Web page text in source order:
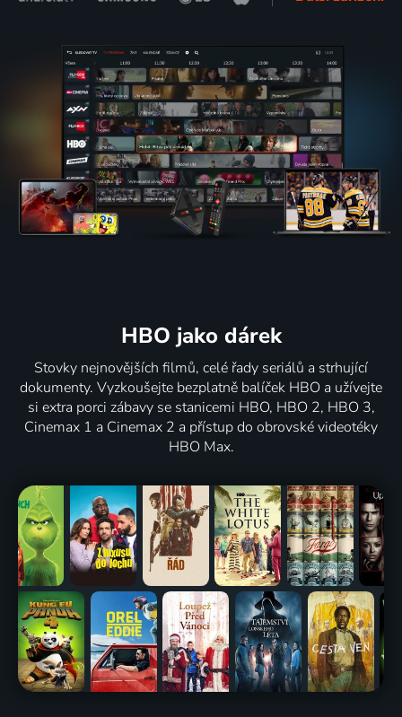
HBO jako dárek
Stovky nejnovějších filmů, celé řady seriálů a strhující
dokumenty. Vyzkoušejte bezplatně balíček HBO a užívejte
si extra porci zábavy se stanicemi HBO, HBO 2, HBO 3,
Cinemax 1 a Cinemax 2 a přístup do obrovské videotéky
HBO Max.